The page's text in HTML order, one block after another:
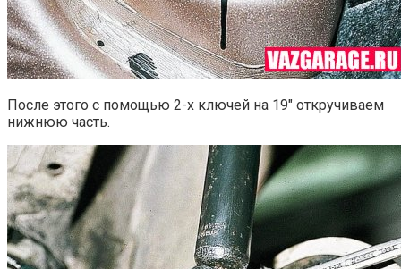
После этого с помощью 2-х ключей на 19″ откручиваем
нижнюю часть.